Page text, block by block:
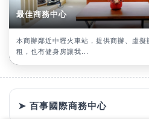
最佳商務中心
本商辦鄰近中壢火車站，提供商辦、虛
租，也有健身房讓我...
➤ 百事國際商務中心